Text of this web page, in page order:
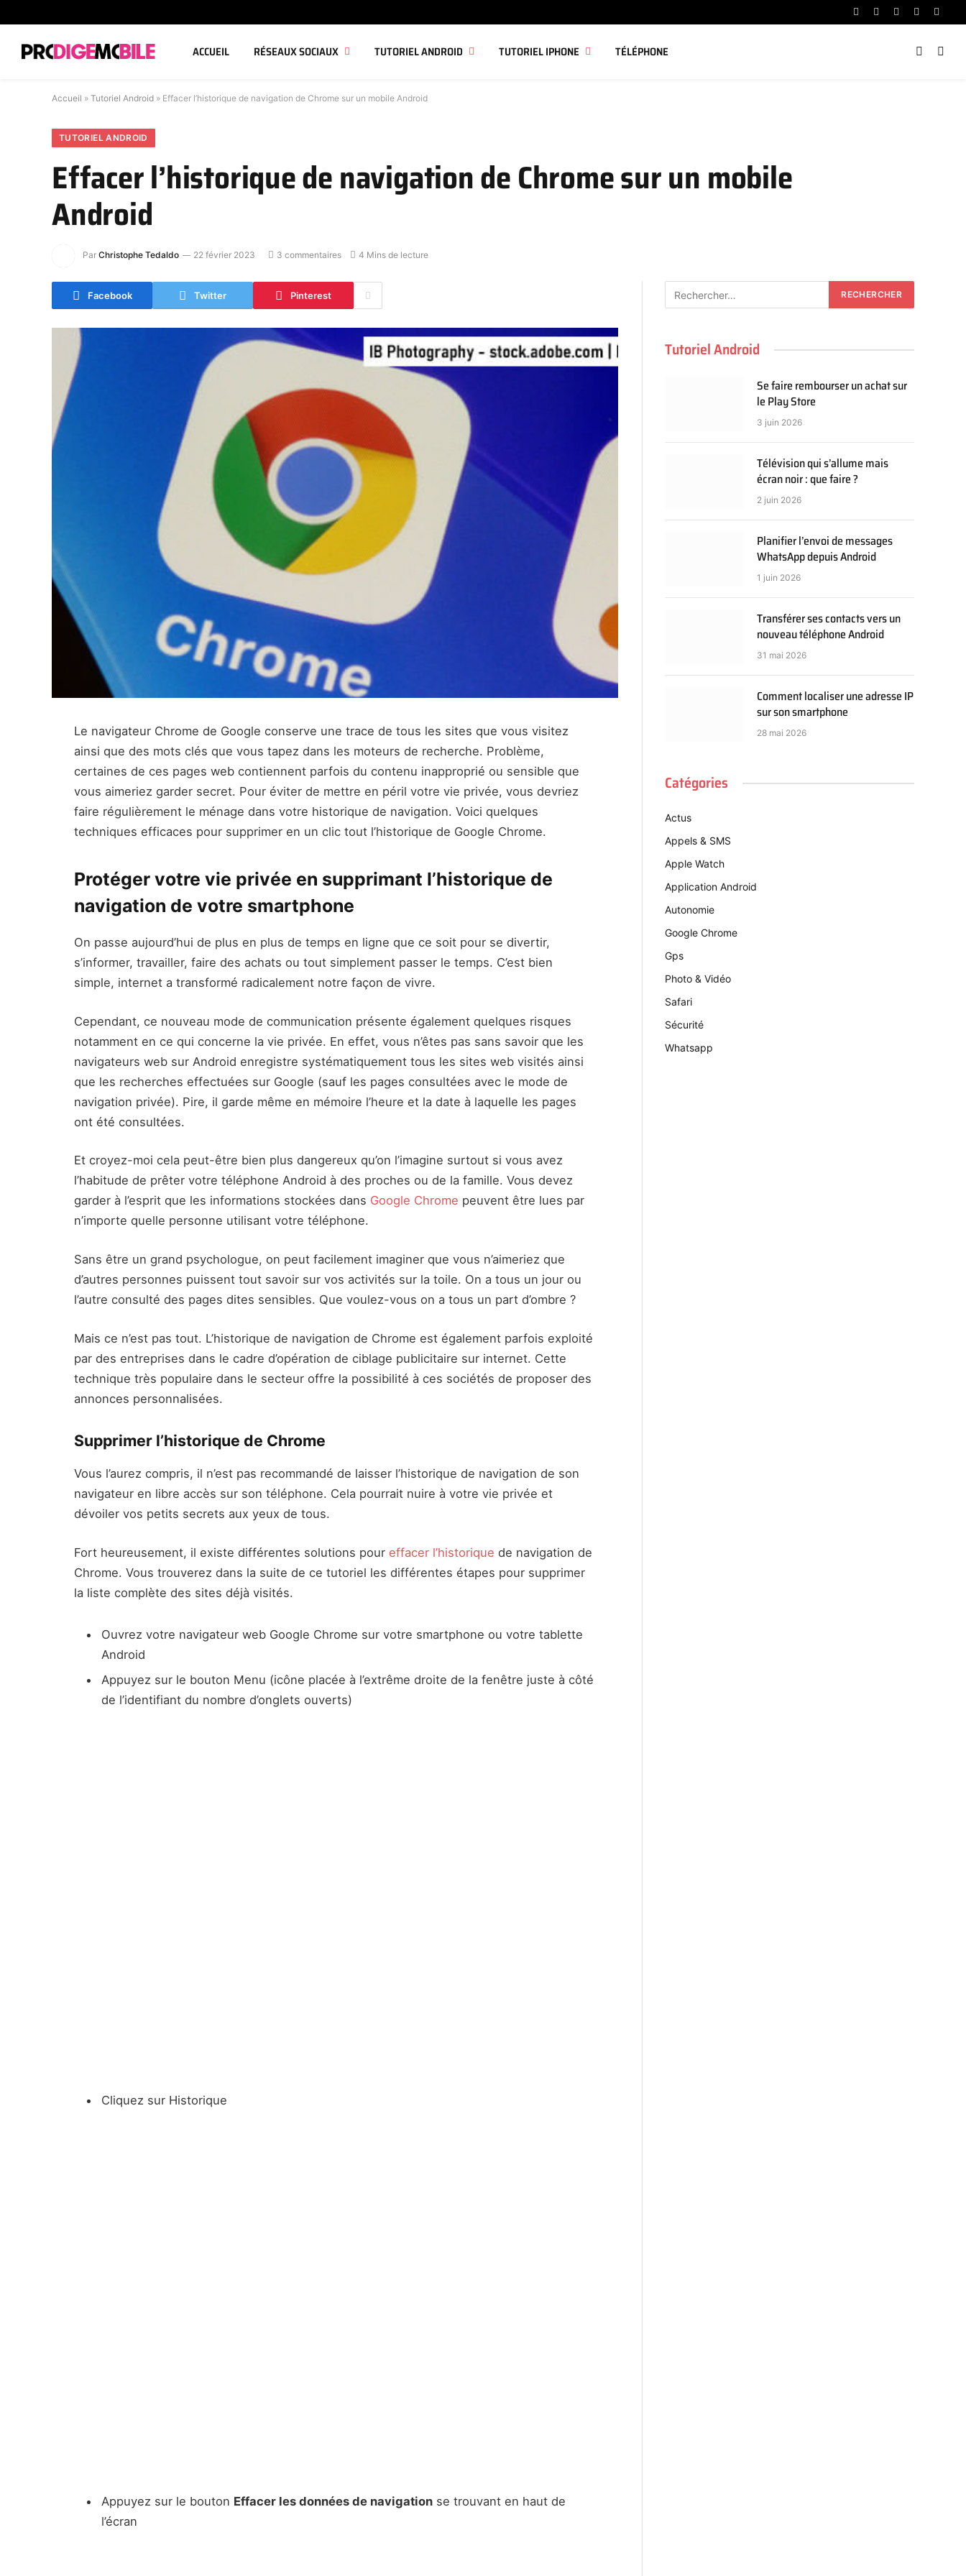
Facebook
X
Instagram
YouTube
ACCUEIL RÉSEAUX SOCIAUX TUTORIEL ANDROID TUTORIEL IPHONE TÉLÉPHONE
Accueil » Tutoriel Android » Effacer l’historique de navigation de Chrome sur un mobile Android
TUTORIEL ANDROID
Effacer l’historique de navigation de Chrome sur un mobile
Android
Par Christophe Tedaldo 22 février 2023 3 commentaires 4 Mins de lecture
Facebook Twitter Pinterest
Le navigateur Chrome de Google conserve une trace de tous les sites que vous visitez
ainsi que des mots clés que vous tapez dans les moteurs de recherche. Problème,
certaines de ces pages web contiennent parfois du contenu inapproprié ou sensible que
vous aimeriez garder secret. Pour éviter de mettre en péril votre vie privée, vous devriez
faire régulièrement le ménage dans votre historique de navigation. Voici quelques
techniques efficaces pour supprimer en un clic tout l’historique de Google Chrome.
Protéger votre vie privée en supprimant l’historique de
navigation de votre smartphone
On passe aujourd’hui de plus en plus de temps en ligne que ce soit pour se divertir,
s’informer, travailler, faire des achats ou tout simplement passer le temps. C’est bien
simple, internet a transformé radicalement notre façon de vivre.
Cependant, ce nouveau mode de communication présente également quelques risques
notamment en ce qui concerne la vie privée. En effet, vous n’êtes pas sans savoir que les
navigateurs web sur Android enregistre systématiquement tous les sites web visités ainsi
que les recherches effectuées sur Google (sauf les pages consultées avec le mode de
navigation privée). Pire, il garde même en mémoire l’heure et la date à laquelle les pages
ont été consultées.
Et croyez-moi cela peut-être bien plus dangereux qu’on l’imagine surtout si vous avez
l’habitude de prêter votre téléphone Android à des proches ou de la famille. Vous devez
garder à l’esprit que les informations stockées dans Google Chrome peuvent être lues par
n’importe quelle personne utilisant votre téléphone.
Sans être un grand psychologue, on peut facilement imaginer que vous n’aimeriez que
d’autres personnes puissent tout savoir sur vos activités sur la toile. On a tous un jour ou
l’autre consulté des pages dites sensibles. Que voulez-vous on a tous un part d’ombre ?
Mais ce n’est pas tout. L’historique de navigation de Chrome est également parfois exploité
par des entreprises dans le cadre d’opération de ciblage publicitaire sur internet. Cette
technique très populaire dans le secteur offre la possibilité à ces sociétés de proposer des
annonces personnalisées.
Supprimer l’historique de Chrome
Vous l’aurez compris, il n’est pas recommandé de laisser l’historique de navigation de son
navigateur en libre accès sur son téléphone. Cela pourrait nuire à votre vie privée et
dévoiler vos petits secrets aux yeux de tous.
Fort heureusement, il existe différentes solutions pour effacer l’historique de navigation de
Chrome. Vous trouverez dans la suite de ce tutoriel les différentes étapes pour supprimer
la liste complète des sites déjà visités.
Ouvrez votre navigateur web Google Chrome sur votre smartphone ou votre tablette
Android
Appuyez sur le bouton Menu (icône placée à l’extrême droite de la fenêtre juste à côté
de l’identifiant du nombre d’onglets ouverts)
Cliquez sur Historique
Appuyez sur le bouton Effacer les données de navigation se trouvant en haut de
l’écran
Tutoriel Android
Se faire rembourser un achat sur
le Play Store
3 juin 2026
Télévision qui s’allume mais
écran noir : que faire ?
2 juin 2026
Planifier l’envoi de messages
WhatsApp depuis Android
1 juin 2026
Transférer ses contacts vers un
nouveau téléphone Android
31 mai 2026
Comment localiser une adresse IP
sur son smartphone
28 mai 2026
Catégories
Actus
Appels & SMS
Apple Watch
Application Android
Autonomie
Google Chrome
Gps
Photo & Vidéo
Safari
Sécurité
Whatsapp